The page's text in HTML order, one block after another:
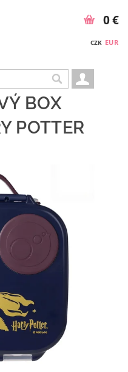
CZK EUR
0 €
BOX
POTTER